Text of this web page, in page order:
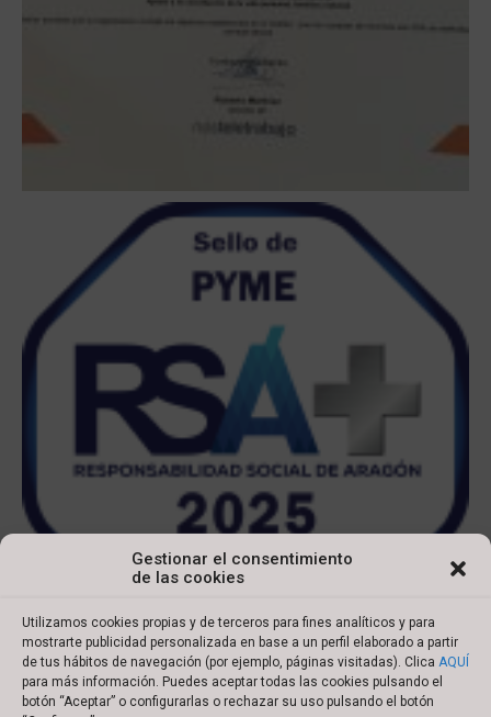
Gestionar el consentimiento
de las cookies
Utilizamos cookies propias y de terceros para fines analíticos y para
mostrarte publicidad personalizada en base a un perfil elaborado a partir
de tus hábitos de navegación (por ejemplo, páginas visitadas). Clica AQUÍ
para más información. Puedes aceptar todas las cookies pulsando el
botón “Aceptar” o configurarlas o rechazar su uso pulsando el botón